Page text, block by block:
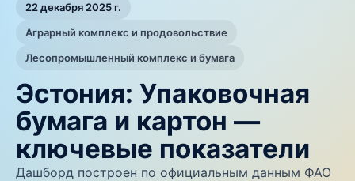
22 декабря 2025 г.
Аграрный комплекс и продовольствие
Лесопромышленный комплекс и бумага
Эстония: Упаковочная
бумага и картон —
ключевые показатели
Дашборд построен по официальным данным ФАО